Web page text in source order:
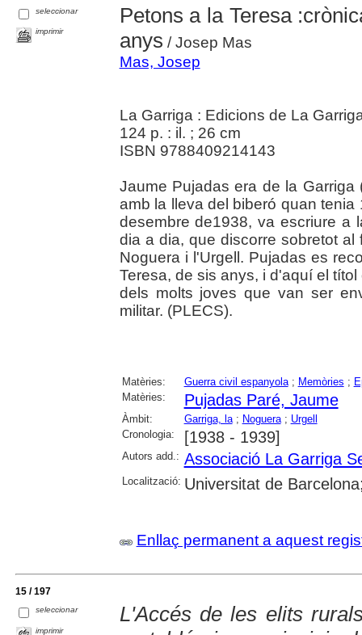
seleccionar
imprimir
Petons a la Teresa
anys / Josep Mas
Mas, Josep
La Garriga : Edicions de La
124 p. : il. ; 26 cm
ISBN 9788409214143
Jaume Pujadas era de la
amb la lleva del biberó quan
desembre de1938, va escriure a
dia a dia, que discorre sobretot
Noguera i l'Urgell. Pujadas es
Teresa, de sis anys, i d'aquí el
dels molts joves que van ser
militar. (PLECS).
Matèries: Guerra civil espanyola; Memòries ;
Matèries:
Pujadas Paré, Jaume
Àmbit: Garriga, la; Noguera; Urgell
Cronologia:
[1938 - 1939]
Autors add.: Associació La Garriga
Localització: Universitat de
Enllaç permanent a aquest
15 / 197
seleccionar
imprimir
L'Accés de les elits